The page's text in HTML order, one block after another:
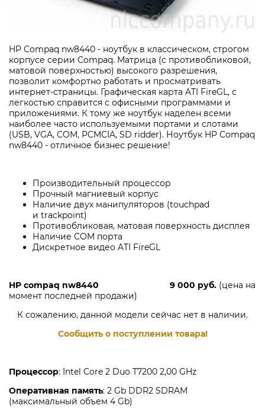
HP Compaq nw8440 - ноутбук в классическом, строгом
корпусе серии Compaq. Матрица (с противобликовой,
матовой поверхностью) высокого разрешения,
позволит комфортно работать и просматривать
интернет-страницы. Графическая карта ATI FireGL, с
легкостью справится с офисными программами и
приложениями. К тому же ноутбук наделен всеми
наиболее часто используемыми портами и слотами
(USB, VGA, COM, PCMCIA, SD ridder). Ноутбук HP Compaq
nw8440 - отличное бизнес решение!
Производительный процессор
Прочный магниевый корпус
Наличие двух манипуляторов (touchpad
и trackpoint)
Противобликовая, матовая поверхность дисплея
Наличие COM порта
Дискретное видео ATI FireGL
HP compaq nw8440 9 000 руб. (цена на
момент последней продажи)
К сожалению, данной модели сейчас нет в наличии.
Сообщить о поступлении товара!
Процессор: Intel Core 2 Duo T7200 2,00 GHz
Оперативная память: 2 Gb DDR2 SDRAM
(максимальный объем 4 Gb)